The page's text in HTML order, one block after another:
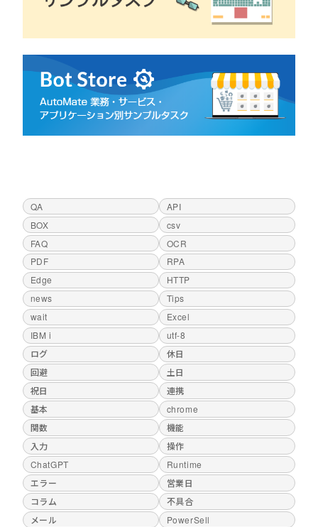
QA
API
BOX
csv
FAQ
OCR
PDF
RPA
Edge
HTTP
news
Tips
wait
Excel
IBM i
utf-8
ログ
休日
回避
土日
祝日
連携
基本
chrome
関数
機能
入力
操作
ChatGPT
Runtime
エラー
営業日
コラム
不具合
メール
PowerSell